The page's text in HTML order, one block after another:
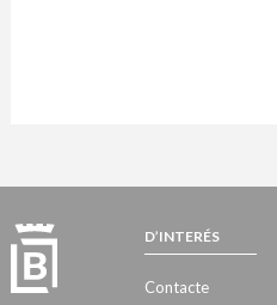
D’INTERÉS
Contacte